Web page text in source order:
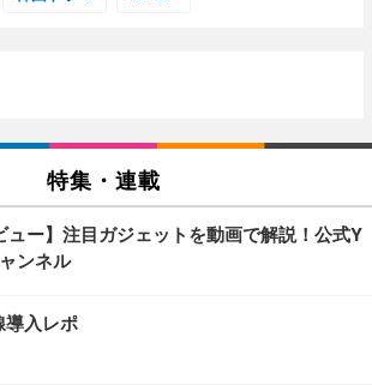
特集・連載
ュー】注目ガジェットを動画で解説！公式Y
ンネル
導入レポ